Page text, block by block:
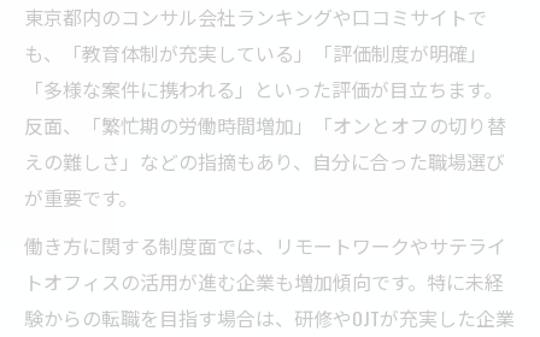
東京都内のコンサル会社ランキングや口コミサイトで
も、「教育体制が充実している」「評価制度が明確」
「多様な案件に携われる」といった評価が目立ちます。
反面、「繁忙期の労働時間増加」「オンとオフの切り替
えの難しさ」などの指摘もあり、自分に合った職場選び
が重要です。
働き方に関する制度面では、リモートワークやサテライ
トオフィスの活用が進む企業も増加傾向です。特に未経
験からの転職を目指す場合は、研修やOJTが充実した企業